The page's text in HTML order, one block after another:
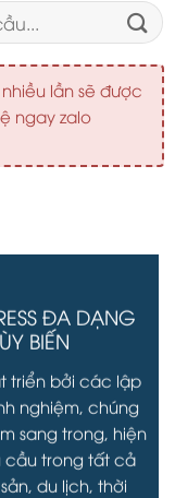
lần sẽ được
ngay zalo
ĐA DẠNG
BIẾN
triển bởi các lập
nghiệm, chúng
sang trong, hiện
cầu trong tất cả
du lịch, thời